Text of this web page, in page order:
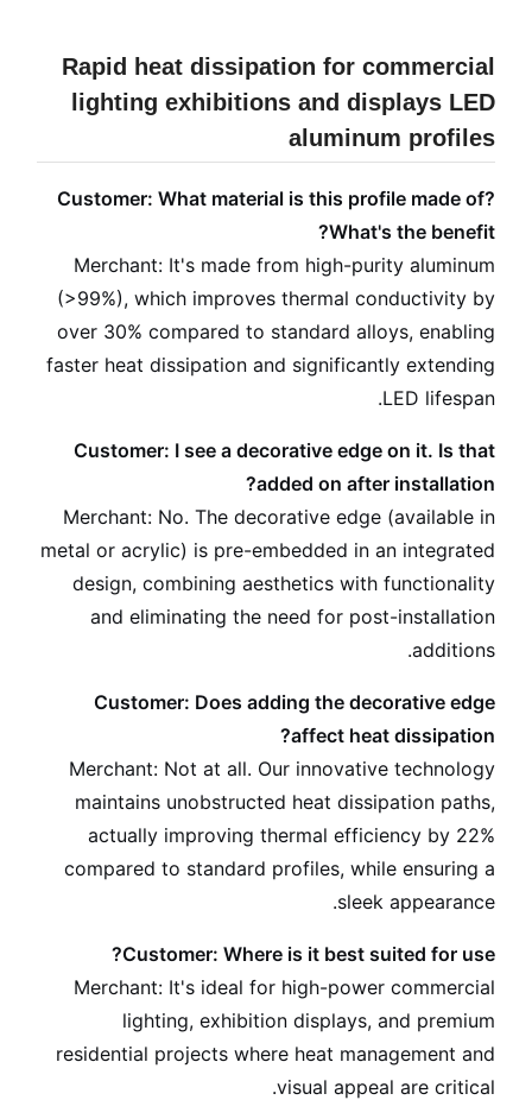
Rapid heat dissipation for commercial
lighting exhibitions and displays LED
aluminum profiles
Customer: What material is this profile made of?
What's the benefit?
Merchant: It's made from high-purity aluminum
(>99%), which improves thermal conductivity by
over 30% compared to standard alloys, enabling
faster heat dissipation and significantly extending
LED lifespan.
Customer: I see a decorative edge on it. Is that
added on after installation?
Merchant: No. The decorative edge (available in
metal or acrylic) is pre-embedded in an integrated
design, combining aesthetics with functionality
and eliminating the need for post-installation
additions.
Customer: Does adding the decorative edge
affect heat dissipation?
Merchant: Not at all. Our innovative technology
maintains unobstructed heat dissipation paths,
actually improving thermal efficiency by 22%
compared to standard profiles, while ensuring a
sleek appearance.
Customer: Where is it best suited for use?
Merchant: It's ideal for high-power commercial
lighting, exhibition displays, and premium
residential projects where heat management and
visual appeal are critical.